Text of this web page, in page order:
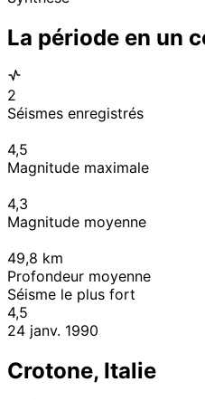
La période en un
2
Séismes enregistrés
4,5
Magnitude maximale
4,3
Magnitude moyenne
49,8 km
Profondeur moyenne
Séisme le plus fort
4,5
24 janv. 1990
Crotone, Italie